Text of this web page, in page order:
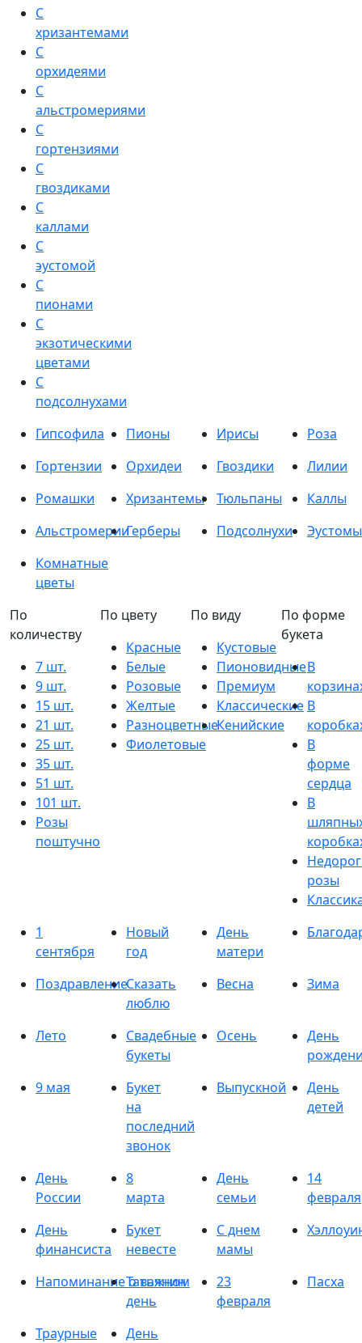
С
хризантемами
С
орхидеями
С
альстромериями
С
гортензиями
С
гвоздиками
С
каллами
С
эустомой
С
пионами
С
экзотическими
цветами
С
подсолнухами
Гипсофила
Пионы Ирисы
Роза
Гортензии
Орхидеи Гвоздики
Лилии
Ромашки
Хризантемы Тюльпаны
Каллы
АльстромерииГерберы Подсолнухи
Эустомы
Комнатные
цветы
По
количеству
7 шт.
9 шт.
15 шт.
21 шт.
25 шт.
35 шт.
51 шт.
101 шт.
Розы
поштучно
По цвету
Красные
Белые
Розовые
Желтые
Разноцветные
Фиолетовые
По виду
Кустовые
Пионовидные
Премиум
Классические
Кенийские
По форме
букета
В
В
В
форме
сердца
В
розы
1
сентября
Новый
год
День
матери
ПоздравлениеСказать
люблю
Весна Зима
Лето
Свадебные
букеты
Осень
День
9 мая
Букет
на
последний
звонок
Выпускной
День
детей
День
России
8
марта
День
семьи
14
февраля
День
финансиста
Букет
невесте
С днем
мамы
Напоминание о важном
Татьянин
день
23
февраля
Пасха
Траурные
День